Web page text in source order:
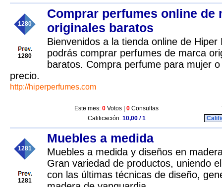
1280
1280
Comprar perfumes online de
originales baratos
Bienvenidos a la tienda online de
podrás comprar perfumes de marca
baratos. Compra perfume para mujer
precio.
http://hiperperfumes.com
Este mes: 0 Votos | 0 Consultas
Calificación: 10,00 / 1
1281
1281
Muebles a medida
Muebles a medida y diseños en
Gran variedad de productos, uniendo
con las últimas técnicas de diseño,